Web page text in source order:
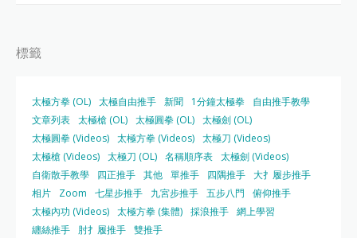
標籤
太極方拳 (OL) 太極自由推手 新聞 1分鐘太極拳
自由推手教學
文章列表 太極槍 (OL) 太極圓拳 (OL) 太極劍 (OL)
太極圓拳 (Videos) 太極方拳 (Videos) 太極刀 (Videos)
太極槍 (Videos) 太極刀 (OL) 名稱順序表 太極劍 (Videos)
自衛散手教學
四正推手 其他 單推手 四隅推手 大扌履步推手
相片
Zoom 七星步推手 九宮步推手 五步八門
俯仰推手
太極內功 (Videos) 太極方拳 (集體) 採浪推手 網上學習
纏絲推手
肘扌履推手 雙推手